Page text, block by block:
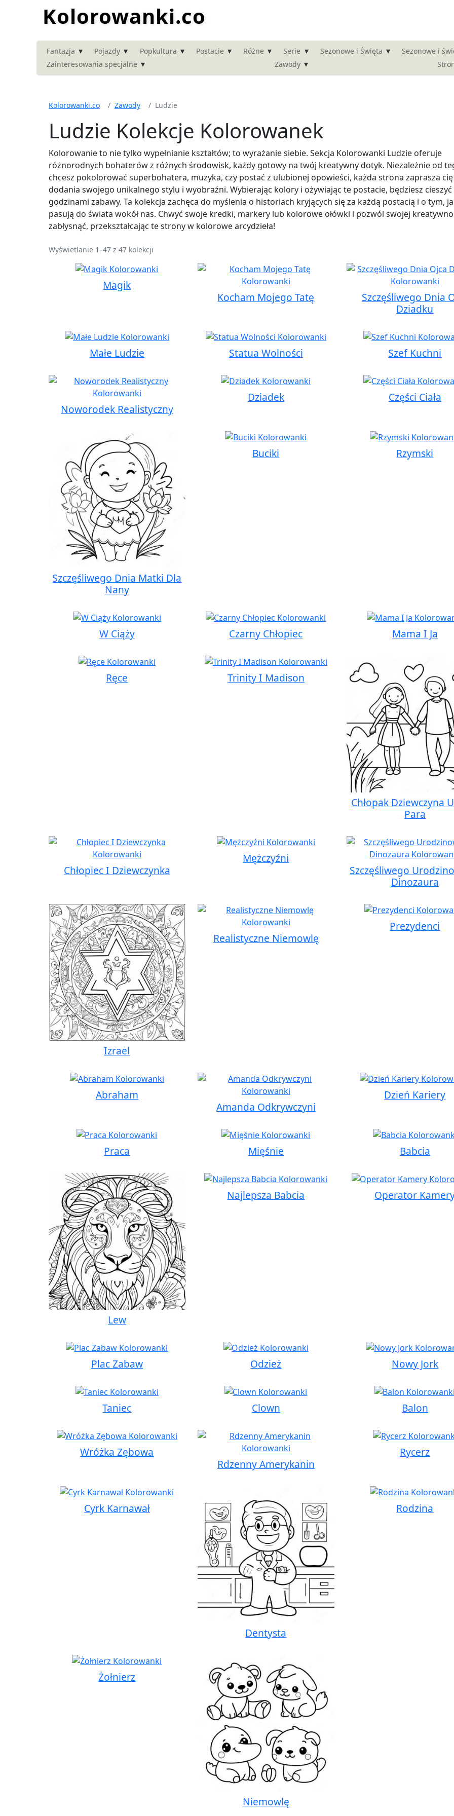
Kolorowanki.co
Fantazja ▾ Pojazdy ▾ Popkultura ▾ Postacie ▾ Różne ▾ Serie ▾ Sezonowe i Święta ▾
Sezonowe i
Zainteresowania specjalne ▾ Zawody ▾
Kolorowanki.co Zawody Ludzie
Ludzie Kolekcje Kolorowanek
Kolorowanie to nie tylko wypełnianie kształtów; to wyrażanie siebie. Sekcja Kolorowanki Ludzie oferuje
różnorodnych bohaterów z różnych środowisk, każdy gotowy na twój kreatywny dotyk. Niezależnie od
chcesz pokolorować superbohatera, muzyka, czy postać z ulubionej opowieści, każda strona zaprasza
dodania swojego unikalnego stylu i wyobraźni. Wybierając kolory i ożywiając te postacie, będziesz cieszyć
godzinami zabawy. Ta kolekcja zachęca do myślenia o historiach kryjących się za każdą postacią i o tym,
pasują do świata wokół nas. Chwyć swoje kredki, markery lub kolorowe ołówki i pozwól swojej
zabłysnąć, przekształcając te strony w kolorowe arcydzieła!
Wyświetlanie 1–47 z 47 kolekcji
Magik
Kocham Mojego Tatę
Szczęśliwego Dnia
Dziadku
Małe Ludzie Statua Wolności Szef Kuchni
Noworodek Realistyczny
Dziadek Części Ciała
Szczęśliwego Dnia Matki Dla
Nany
Buciki Rzymski
W Ciąży Czarny Chłopiec Mama I Ja
Ręce Trinity I Madison
Chłopak Dziewczyna
Para
Chłopiec I Dziewczynka
Mężczyźni
Szczęśliwego
Dinozaura
Izrael
Realistyczne Niemowlę
Prezydenci
Abraham
Amanda Odkrywczyni
Dzień Kariery
Praca Mięśnie Babcia
Lew
Najlepsza Babcia Operator
Plac Zabaw Odzież Nowy Jork
Taniec Clown Balon
Wróżka Zębowa
Rdzenny Amerykanin
Rycerz
Cyrk Karnawał
Dentysta
Rodzina
Żołnierz
Niemowlę